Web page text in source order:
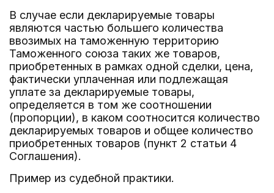
В случае если декларируемые товары
являются частью большего количества
ввозимых на таможенную территорию
Таможенного союза таких же товаров,
приобретенных в рамках одной сделки, цена,
фактически уплаченная или подлежащая
уплате за декларируемые товары,
определяется в том же соотношении
(пропорции), в каком соотносится количество
декларируемых товаров и общее количество
приобретенных товаров (пункт 2 статьи 4
Соглашения).
Пример из судебной практики.